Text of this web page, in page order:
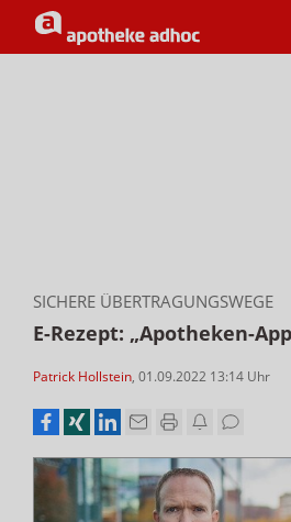
SICHERE ÜBERTRAGUNGSWEGE
E-Rezept: „Apotheken-
Patrick Hollstein, 01.09.2022 13:14 Uhr